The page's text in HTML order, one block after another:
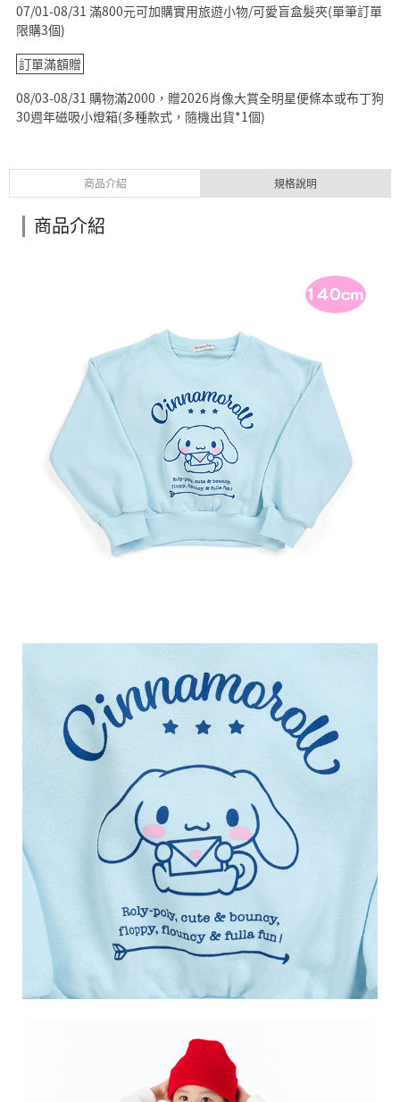
07/01-08/31 滿800元可加購實用旅遊小物/可愛盲盒髮夾(單筆訂單
限購3個)
訂單滿額贈
08/03-08/31 購物滿2000，贈2026肖像大賞全明星便條本或布丁狗
30週年磁吸小燈箱(多種款式，隨機出貨*1個)
商品介紹 規格說明
商品介紹